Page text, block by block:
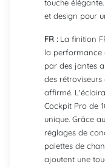
touche
et design pour
FR : La finition
la performance
par des jantes
des
affirmé.
Cockpit Pro de
unique. Grâce
réglages de
palettes de
ajoutent une